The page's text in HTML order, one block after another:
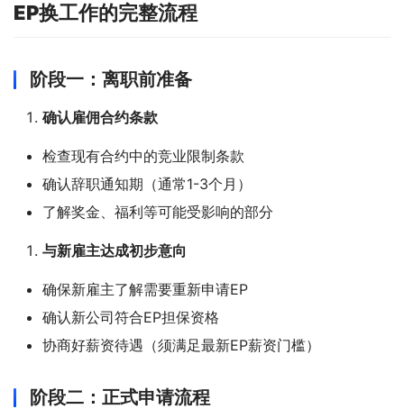
EP换工作的完整流程
阶段一：离职前准备
确认雇佣合约条款
检查现有合约中的竞业限制条款
确认辞职通知期（通常1-3个月）
了解奖金、福利等可能受影响的部分
与新雇主达成初步意向
确保新雇主了解需要重新申请EP
确认新公司符合EP担保资格
协商好薪资待遇（须满足最新EP薪资门槛）
阶段二：正式申请流程